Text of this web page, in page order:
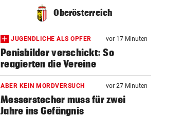
Oberösterreich
JUGENDLICHE ALS OPFER vor 17 Minuten
Penisbilder verschickt: So
reagierten die Vereine
ABER KEIN MORDVERSUCH vor 27 Minuten
Messerstecher muss für zwei
Jahre ins Gefängnis